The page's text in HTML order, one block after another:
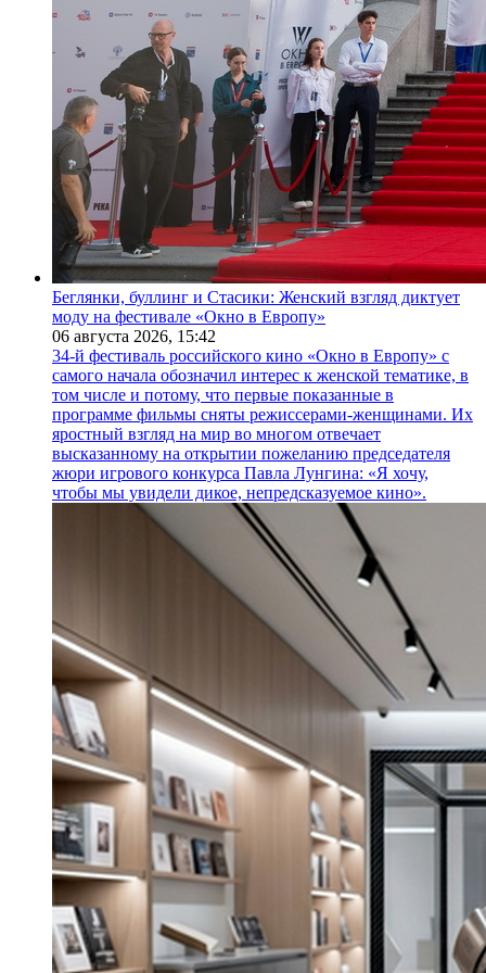
Беглянки, буллинг и Стасики: Женский взгляд диктует
моду на фестивале «Окно в Европу»
06 августа 2026, 15:42
34-й фестиваль российского кино «Окно в Европу» с
самого начала обозначил интерес к женской тематике, в
том числе и потому, что первые показанные в
программе фильмы сняты режиссерами-женщинами. Их
яростный взгляд на мир во многом отвечает
высказанному на открытии пожеланию председателя
жюри игрового конкурса Павла Лунгина: «Я хочу,
чтобы мы увидели дикое, непредсказуемое кино».